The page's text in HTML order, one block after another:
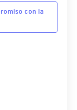
con la